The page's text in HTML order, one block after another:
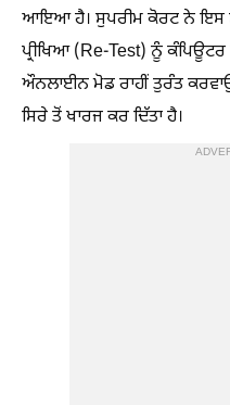
ਆਇਆ ਹੈ। ਸੁਪਰੀਮ ਕੋਰਟ ਨੇ ਇਸ
ਪ੍ਰੀਖਿਆ (Re-Test) ਨੂੰ
ਔਨਲਾਈਨ ਮੋਡ ਰਾਹੀਂ ਤੁਰੰਤ
ਸਿਰੇ ਤੋਂ ਖਾਰਜ ਕਰ ਦਿੱਤਾ ਹੈ।